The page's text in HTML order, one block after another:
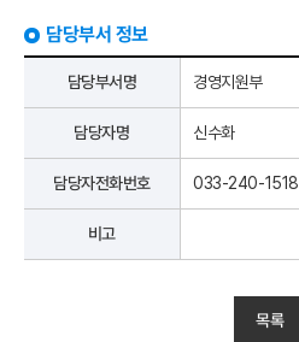
담당부서 정보
담당부서명 경영지원부
담당자명 신수화
담당자전화번호 033-240-1518
비고
목록